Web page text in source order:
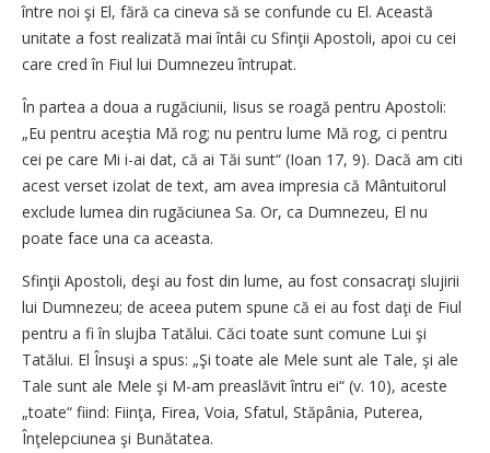
între noi şi El, fără ca cineva să se confunde cu El. Această
unitate a fost realizată mai întâi cu Sfinţii Apostoli, apoi cu cei
care cred în Fiul lui Dumnezeu întrupat.
În partea a doua a rugăciunii, Iisus se roagă pentru Apostoli:
„Eu pentru aceştia Mă rog; nu pentru lume Mă rog, ci pentru
cei pe care Mi i-ai dat, că ai Tăi sunt“ (Ioan 17, 9). Dacă am citi
acest verset izolat de text, am avea impresia că Mântuitorul
exclude lumea din rugăciunea Sa. Or, ca Dumnezeu, El nu
poate face una ca aceasta.
Sfinţii Apostoli, deşi au fost din lume, au fost consacraţi slujirii
lui Dumnezeu; de aceea putem spune că ei au fost daţi de Fiul
pentru a fi în slujba Tatălui. Căci toate sunt comune Lui şi
Tatălui. El Însuşi a spus: „Şi toate ale Mele sunt ale Tale, şi ale
Tale sunt ale Mele şi M-am preaslăvit întru ei“ (v. 10), aceste
„toate“ fiind: Fiinţa, Firea, Voia, Sfatul, Stăpânia, Puterea,
Înţelepciunea şi Bunătatea.